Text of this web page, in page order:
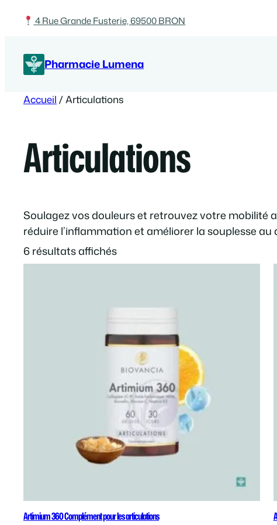
4 Rue Grande Fusterie, 69500 BRON
Pharmacie Lumena
Accueil / Articulations
Articulations
Soulagez vos douleurs et retrouvez votre mobilité
réduire l’inflammation et améliorer la souplesse au
6 résultats affichés
Artimium 360 Complément pour les articulations